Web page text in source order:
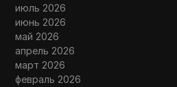
июль 2026
июнь 2026
май 2026
апрель 2026
март 2026
февраль 2026